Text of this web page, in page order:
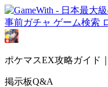
事前ガチャ ゲーム検索
ポケマスEX攻略ガイド
掲示板Q&A